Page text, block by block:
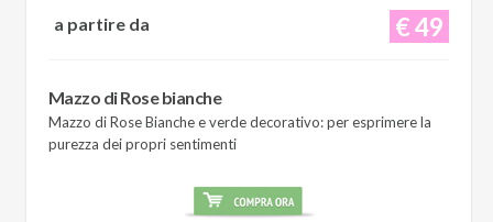
€ 49
a partire da
Mazzo di Rose bianche
Mazzo di Rose Bianche e verde decorativo: per esprimere la
purezza dei propri sentimenti